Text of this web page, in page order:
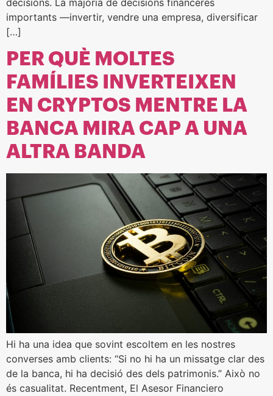
importants —invertir, vendre una empresa, diversificar
[…]
PER QUÈ MOLTES
FAMÍLIES INVERTEIXEN
EN CRYPTOS MENTRE LA
BANCA MIRA CAP A UNA
ALTRA BANDA
Hi ha una idea que sovint escoltem en les nostres
converses amb clients: “Si no hi ha un missatge clar des
de la banca, hi ha decisió des dels patrimonis.” Això no
és casualitat. Recentment, El Asesor Financiero